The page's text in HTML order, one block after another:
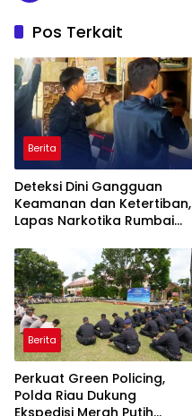
Pos Terkait
Berita
Deteksi Dini Gangguan
Keamanan dan Ketertiban,
Lapas Narkotika Rumbai
Hunian
Berita
Perkuat Green Policing,
Polda Riau Dukung
Ekspedisi Merah Putih